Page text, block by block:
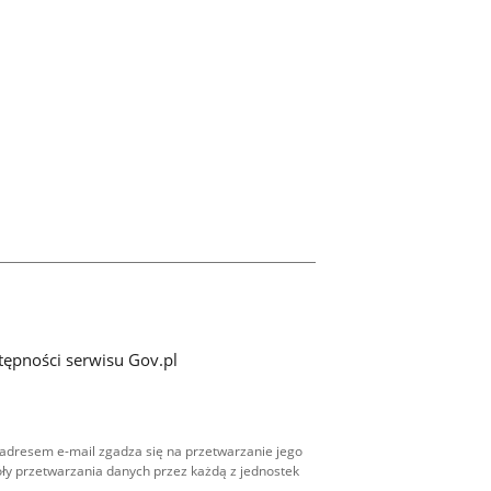
serwisu Gov.pl
e-mail zgadza się na przetwarzanie jego
przetwarzania danych przez każdą z jednostek